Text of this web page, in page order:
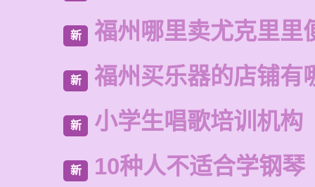
新 福州哪里卖尤克里里
新 福州买乐器的店铺有
新 小学生唱歌培训机构
新 10种人不适合学钢琴